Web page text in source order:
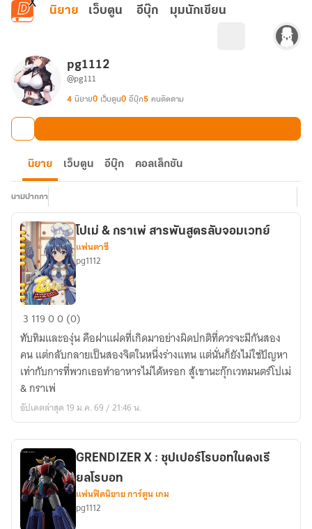
ข้ามไปยังเนื้อหาหลัก
นิยาย เว็บตูน อีบุ๊ก มุมนักเขียน
pg1112
@pg111
4 นิยาย0 เว็บตูน0 อีบุ๊ก5 คนติดตาม
นิยาย เว็บตูน อีบุ๊ก คอลเล็กชัน
นามปากกา
โป
เม่
&
กรา
เพ่
สารพัน
สูตร
จอม
เวทย์
โปเม่ & กราเพ่ สารพันสูตรลับจอมเวทย์
แฟนตาซี
pg1112
3 11900 (0)
ทับทิมและองุ่น คือฝาแฝดที่เกิดมาอย่างผิดปกติที่ควรจะมีกันสอง
คน แต่กลับกลายเป็นสองจิตในหนึ่งร่างแทน แต่นั่นก็ยังไม่ใช่ปัญหา
เท่ากับการที่พวกเธอทำอาหารไม่ได้หรอก สู้เขานะกุ๊กเวทมนตร์โปเม่
& กราเพ่
อัปเดตล่าสุด 19 ม.ค. 69 / 21:46 น.
GRENDIZER X : ซุปเปอร์โรบอทในดงเรี
ยลโรบอท
แฟนฟิคนิยาย การ์ตูน เกม
pg1112